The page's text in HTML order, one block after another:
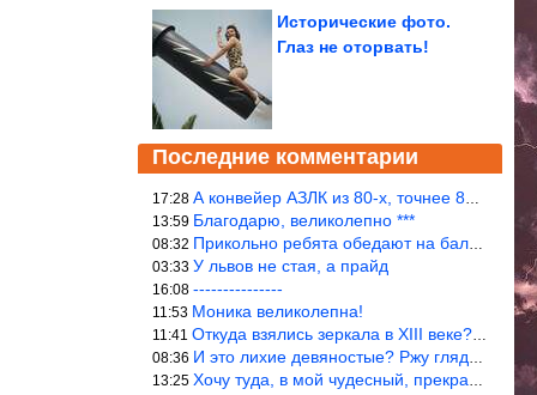
Исторические фото.
Глаз не оторвать!
Последние комментарии
17:28 А конвейер АЗЛК из 80-х, точнее 86-87 годы. «Москвичи»-то из пер
13:59 Благодарю, великолепно ***
08:32 Прикольно ребята обедают на балке...))
03:33 У львов не стая, а прайд
16:08 ---------------
11:53 Моника великолепна!
11:41 Откуда взялись зеркала в XIII веке? Вы ничего не перепутали?
08:36 И это лихие девяностые? Ржу глядя в окно!!!
13:25 Хочу туда, в мой чудесный, прекрасный мир.